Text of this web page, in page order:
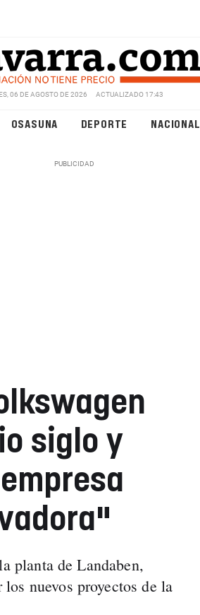
06 DE AGOSTO DE 2026 ACTUALIZADO 17:43
OSASUNA DEPORTE NACIONAL
siglo y
planta de Landaben,
nuevos proyectos de la